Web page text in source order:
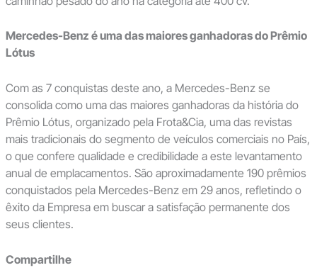
Mercedes-Benz é uma das maiores ganhadoras do Prêmio
Lótus
Com as 7 conquistas deste ano, a Mercedes-Benz se
consolida como uma das maiores ganhadoras da história do
Prêmio Lótus, organizado pela Frota&Cia, uma das revistas
mais tradicionais do segmento de veículos comerciais no País,
o que confere qualidade e credibilidade a este levantamento
anual de emplacamentos. São aproximadamente 190 prêmios
conquistados pela Mercedes-Benz em 29 anos, refletindo o
êxito da Empresa em buscar a satisfação permanente dos
seus clientes.
Compartilhe